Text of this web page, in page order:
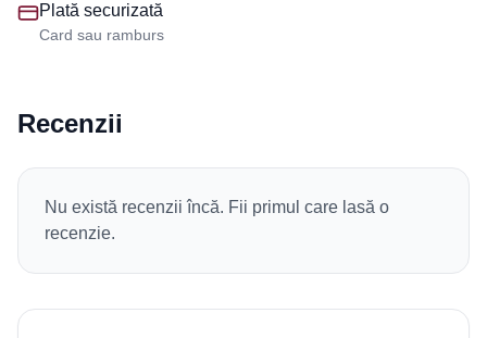
Plată securizată
Card sau ramburs
Recenzii
Nu există recenzii încă. Fii primul care lasă o
recenzie.